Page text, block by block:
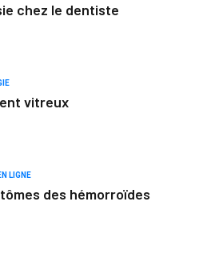
chez le dentiste
vitreux
LIGNE
des hémorroïdes